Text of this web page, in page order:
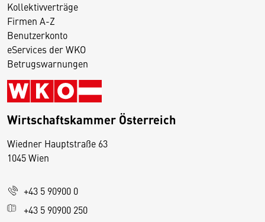
Kollektivverträge
Firmen A-Z
Benutzerkonto
eServices der WKO
Betrugswarnungen
Wirtschaftskammer Österreich
Wiedner Hauptstraße 63
1045 Wien
+43 5 90900 0
+43 5 90900 250
D
s
e